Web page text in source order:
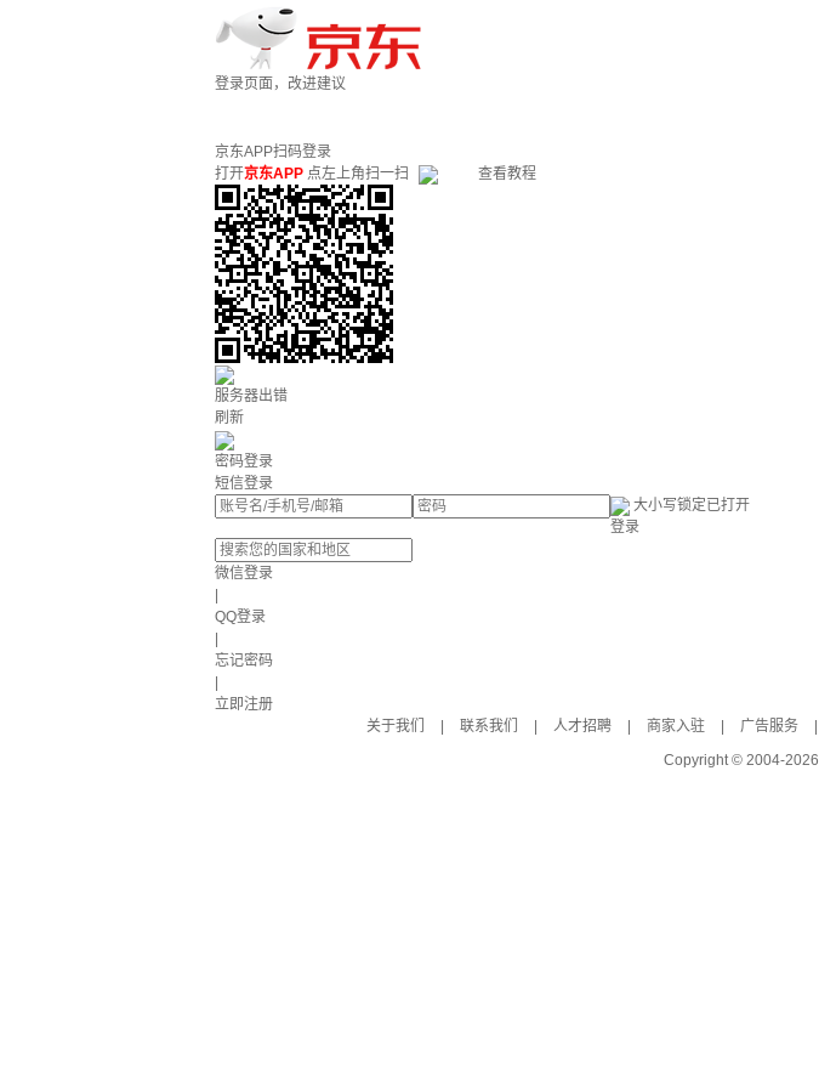
登录页面，改进建议
京东APP扫码登录
打开京东APP 点左上角扫一扫 查看教程
服务器出错
刷新
密码登录
短信登录
大小写锁定已打开
登录
微信登录
QQ登录
忘记密码
立即注册
关于我们
联系我们 人才招聘 商家入驻 广告服务
Copyright © 2004-2026